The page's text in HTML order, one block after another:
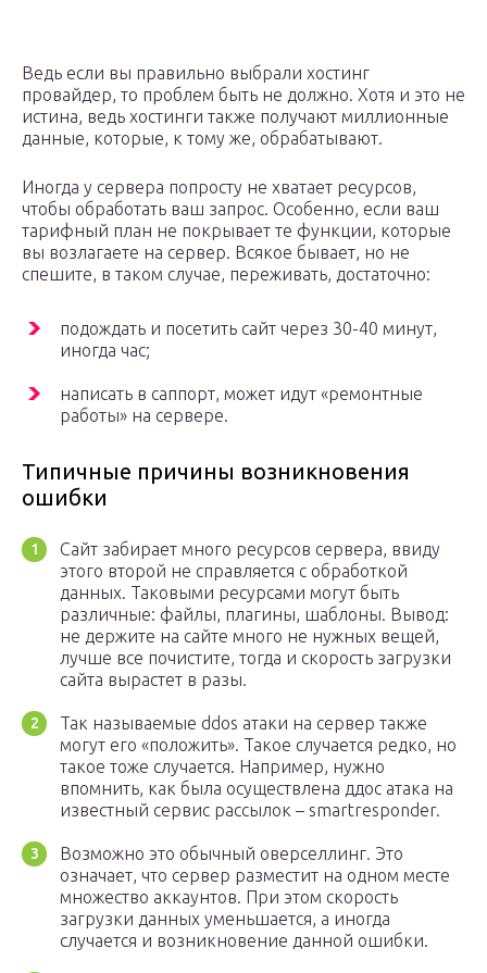
Ведь если вы правильно выбрали хостинг
провайдер, то проблем быть не должно. Хотя и это не
истина, ведь хостинги также получают миллионные
данные, которые, к тому же, обрабатывают.
Иногда у сервера попросту не хватает ресурсов,
чтобы обработать ваш запрос. Особенно, если ваш
тарифный план не покрывает те функции, которые
вы возлагаете на сервер. Всякое бывает, но не
спешите, в таком случае, переживать, достаточно:
подождать и посетить сайт через 30-40 минут,
иногда час;
написать в саппорт, может идут «ремонтные
работы» на сервере.
Типичные причины возникновения
ошибки
Сайт забирает много ресурсов сервера, ввиду
этого второй не справляется с обработкой
данных. Таковыми ресурсами могут быть
различные: файлы, плагины, шаблоны. Вывод:
не держите на сайте много не нужных вещей,
лучше все почистите, тогда и скорость загрузки
сайта вырастет в разы.
Так называемые ddos атаки на сервер также
могут его «положить». Такое случается редко, но
такое тоже случается. Например, нужно
впомнить, как была осуществлена ддос атака на
известный сервис рассылок – smartresponder.
Возможно это обычный оверселлинг. Это
означает, что сервер разместит на одном месте
множество аккаунтов. При этом скорость
загрузки данных уменьшается, а иногда
случается и возникновение данной ошибки.